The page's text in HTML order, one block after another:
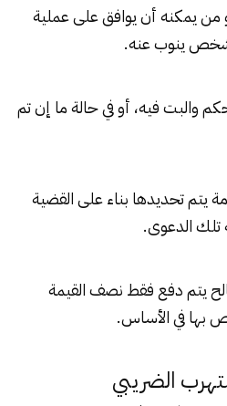
من يمكنه أن يوافق على عملية
شخص ينوب عنه.
والبت فيه، أو في حالة ما إن تم
يتم تحديدها بناء على القضية
تلك الدعوى.
يتم دفع فقط نصف القيمة
بها في الأساس.
الضريبي